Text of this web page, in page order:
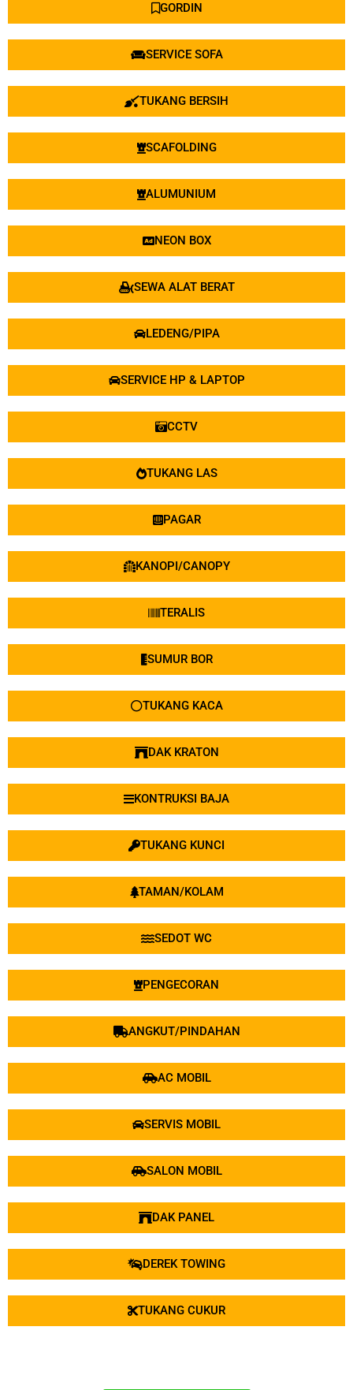
GORDIN
SERVICE SOFA
TUKANG BERSIH
SCAFOLDING
ALUMUNIUM
NEON BOX
SEWA ALAT BERAT
LEDENG/PIPA
SERVICE HP & LAPTOP
CCTV
TUKANG LAS
PAGAR
KANOPI/CANOPY
TERALIS
SUMUR BOR
TUKANG KACA
DAK KRATON
KONTRUKSI BAJA
TUKANG KUNCI
TAMAN/KOLAM
SEDOT WC
PENGECORAN
ANGKUT/PINDAHAN
AC MOBIL
SERVIS MOBIL
SALON MOBIL
DAK PANEL
DEREK TOWING
TUKANG CUKUR